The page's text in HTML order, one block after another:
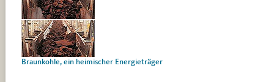
Braunkohle, ein heimischer Energieträger